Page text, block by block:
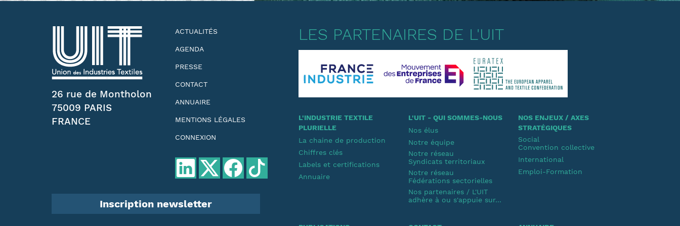
26 rue de Montholon
75009 PARIS
FRANCE
ACTUALITÉS
AGENDA
PRESSE
CONTACT
ANNUAIRE
MENTIONS LÉGALES
CONNEXION
Inscription newsletter
LES PARTENAIRES DE L'UIT
L'INDUSTRIE TEXTILE
PLURIELLE
La chaine de production
Chiffres clés
Labels et certifications
Annuaire
L'UIT - QUI SOMMES-NOUS
Nos élus
Notre équipe
Notre réseau
Syndicats territoriaux
Notre réseau
Fédérations sectorielles
Nos partenaires / L'UIT
adhère à ou s'appuie sur...
NOS ENJEUX / AXES
STRATÉGIQUES
Social
Convention collective
International
Emploi-Formation